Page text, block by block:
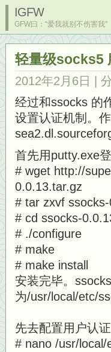
IGFW
GFW曰：“爱我就别不伤害我”
轻量级socks5
2012年2月6日 |
经过和ssocks 的
设置认证机制。
首先用putty.exe
# wget http://
0.0.13.tar.gz
# tar zxvf
# cd ssocks-
# ./configure
# make
# make install
安装完毕。
为/usr/local/etc/
先去配置用户认证
# nano /usr/local/